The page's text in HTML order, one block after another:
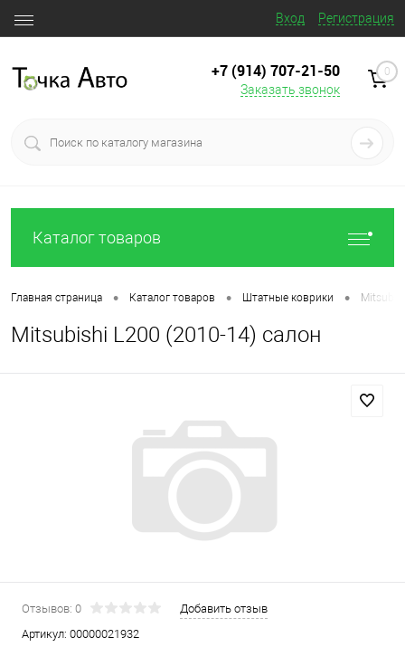
Вход Регистрация
+7 (914) 707‒21‒50
Заказать звонок
0
Каталог товаров
Главная страница • Каталог товаров • Штатные коврики •
Mitsubishi L200 (2010-14) салон
Отзывов: 0
Добавить отзыв
Артикул: 00000021932